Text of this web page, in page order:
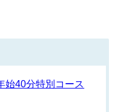
始40分特別コース